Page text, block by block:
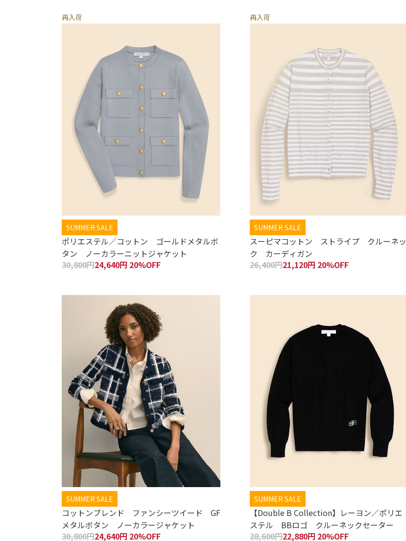
再入荷
SUMMER SALE
ポリエステル／コットン ゴールドメタルボ
タン ノーカラーニットジャケット
30,800円24,640円 20%OFF
再入荷
SUMMER SALE
スーピマコットン ストライプ クルーネッ
ク カーディガン
26,400円21,120円 20%OFF
SUMMER SALE
コットンブレンド ファンシーツイード GF
メタルボタン ノーカラージャケット
30,800円24,640円 20%OFF
SUMMER SALE
【Double B Collection】レーヨン／ポリエ
ステル BBロゴ クルーネックセーター
28,600円22,880円 20%OFF